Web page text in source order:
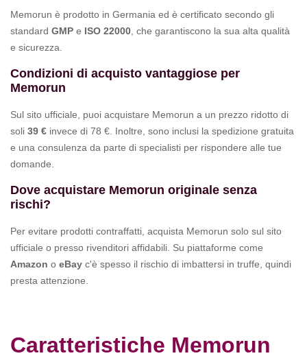
Memorun è prodotto in Germania ed è certificato secondo gli
standard GMP e ISO 22000 , che garantiscono la sua alta qualità
e sicurezza.
Condizioni di acquisto vantaggiose per
Memorun
Sul sito ufficiale, puoi acquistare Memorun a un prezzo ridotto di
soli 39 € invece di 78 €. Inoltre, sono inclusi la spedizione gratuita
e una consulenza da parte di specialisti per rispondere alle tue
domande.
Dove acquistare Memorun originale senza
rischi?
Per evitare prodotti contraffatti, acquista Memorun solo sul sito
ufficiale o presso rivenditori affidabili. Su piattaforme come
Amazon o eBay c'è spesso il rischio di imbattersi in truffe, quindi
presta attenzione.
Caratteristiche Memorun